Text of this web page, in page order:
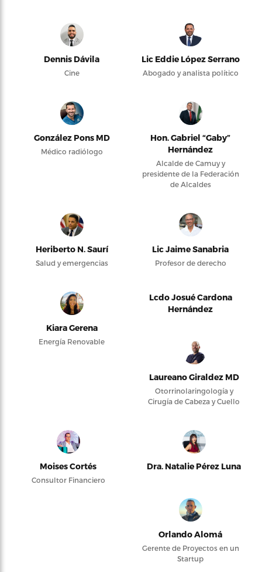
Dennis Dávila
Cine
Lic Eddie López Serrano
Abogado y analista político
González Pons MD
Médico radiólogo
Hon. Gabriel “Gaby”
Hernández
Alcalde de Camuy y
presidente de la Federación
de Alcaldes
Heriberto N. Saurí
Salud y emergencias
Lic Jaime Sanabria
Profesor de derecho
Kiara Gerena
Energía Renovable
Lcdo Josué Cardona
Hernández
Laureano Giraldez MD
Otorrinolaringología y
Cirugía de Cabeza y Cuello
Moises Cortés
Consultor Financiero
Dra. Natalie Pérez Luna
Orlando Alomá
Gerente de Proyectos en un
Startup